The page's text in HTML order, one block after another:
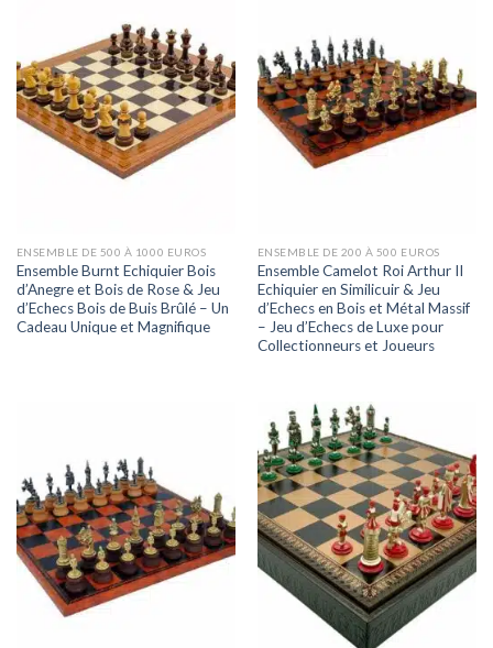
ENSEMBLE DE 500 À 1000 EUROS
Ensemble Burnt Echiquier Bois
d’Anegre et Bois de Rose & Jeu
d’Echecs Bois de Buis Brûlé – Un
Cadeau Unique et Magnifique
ENSEMBLE DE 200 À 500 EUROS
Ensemble Camelot Roi Arthur II
Echiquier en Similicuir & Jeu
d’Echecs en Bois et Métal Massif
– Jeu d’Echecs de Luxe pour
Collectionneurs et Joueurs